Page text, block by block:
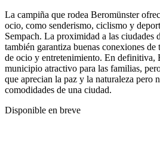
La campiña que rodea Beromünster
ocio, como senderismo, ciclismo y
Sempach. La proximidad a las ciudades
también garantiza buenas conexiones
de ocio y entretenimiento. En definitiva,
municipio atractivo para las familias,
que aprecian la paz y la naturaleza pero
comodidades de una ciudad.
Disponible en breve